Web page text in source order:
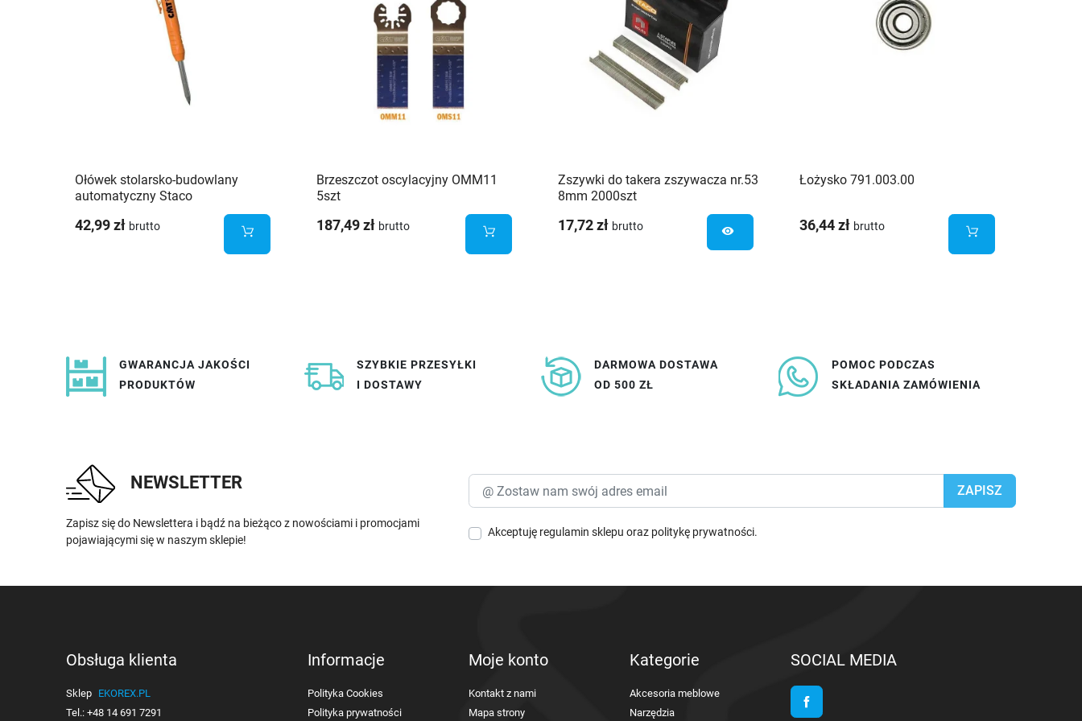
Ołówek stolarsko-budowlany
automatyczny Staco
42,99 zł brutto
Brzeszczot oscylacyjny OMM11
5szt
187,49 zł brutto
Zszywki do takera zszywacza nr.53
8mm 2000szt
17,72 zł brutto visibility
Łożysko 791.003.00
36,44 zł brutto
GWARANCJA JAKOŚCI
PRODUKTÓW
SZYBKIE PRZESYŁKI
I DOSTAWY
DARMOWA DOSTAWA
OD 500 ZŁ
POMOC PODCZAS
SKŁADANIA ZAMÓWIENIA
NEWSLETTER
Zapisz się do Newslettera i bądź na bieżąco z nowościami i promocjami
pojawiającymi się w naszym sklepie!
Akceptuję regulamin sklepu oraz politykę prywatności.
Obsługa klienta
Sklep EKOREX.PL
Tel.: +48 14 691 7291
Informacje
Polityka Cookies
Polityka prywatności
Moje konto
Kontakt z nami
Mapa strony
Kategorie
Akcesoria meblowe
Narzędzia
SOCIAL MEDIA